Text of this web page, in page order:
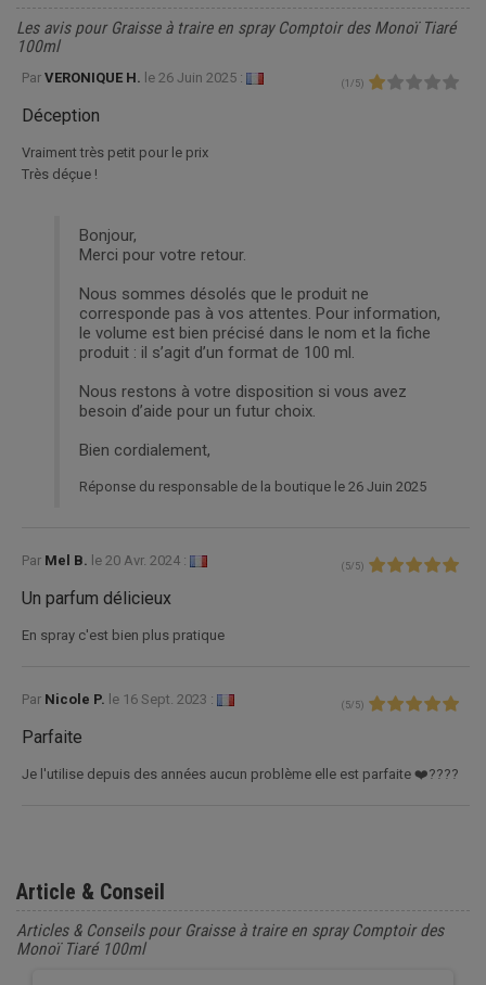
Les avis pour Graisse à traire en spray Comptoir des Monoï Tiaré
100ml
Par VERONIQUE H. le 26 Juin 2025 : ( 1 / 5)
Déception
Vraiment très petit pour le prix
Très déçue !
Bonjour,
Merci pour votre retour.
Nous sommes désolés que le produit ne
corresponde pas à vos attentes. Pour information,
le volume est bien précisé dans le nom et la fiche
produit : il s’agit d’un format de 100 ml.
Nous restons à votre disposition si vous avez
besoin d’aide pour un futur choix.
Bien cordialement,
Réponse du responsable de la boutique le 26 Juin 2025
Par Mel B. le 20 Avr. 2024 : ( 5/ 5)
Un parfum délicieux
En spray c'est bien plus pratique
Par Nicole P. le 16 Sept. 2023 : ( 5/ 5)
Parfaite
Je l'utilise depuis des années aucun problème elle est parfaite ❤️????
Article & Conseil
Articles & Conseils pour Graisse à traire en spray Comptoir des
Monoï Tiaré 100ml